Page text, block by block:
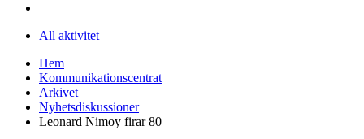
All aktivitet
Hem
Kommunikationscentrat
Arkivet
Nyhetsdiskussioner
Leonard Nimoy firar 80